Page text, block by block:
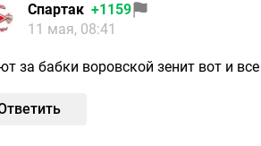
Спартaк +1159
11 мая, 08:41
за бабки воровской зенит вот и все